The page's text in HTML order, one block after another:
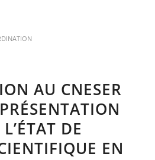
AU CNESER
DE
EN